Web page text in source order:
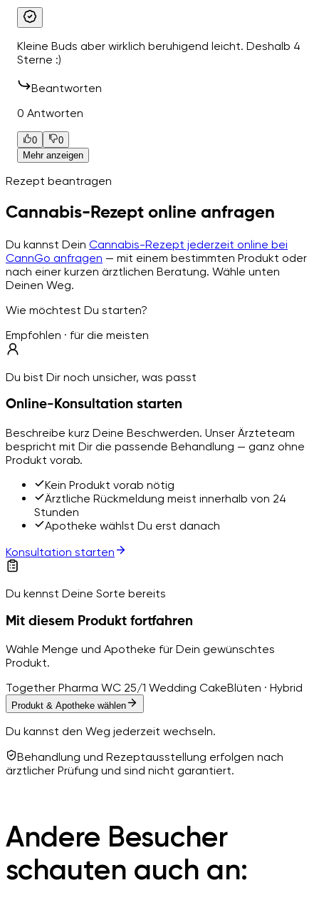
Kleine Buds aber wirklich beruhigend leicht. Deshalb 4
Sterne :)
Beantworten
0 Antworten
0
0
Mehr anzeigen
Rezept beantragen
Cannabis-Rezept online anfragen
Du kannst Dein Cannabis-Rezept jederzeit online bei
CannGo anfragen — mit einem bestimmten Produkt oder
nach einer kurzen ärztlichen Beratung. Wähle unten
Deinen Weg.
Wie möchtest Du starten?
Empfohlen · für die meisten
Du bist Dir noch unsicher, was passt
Online-Konsultation starten
Beschreibe kurz Deine Beschwerden. Unser Ärzteteam
bespricht mit Dir die passende Behandlung — ganz ohne
Produkt vorab.
Kein Produkt vorab nötig
Ärztliche Rückmeldung meist innerhalb von 24
Stunden
Apotheke wählst Du erst danach
Konsultation starten
Du kennst Deine Sorte bereits
Mit diesem Produkt fortfahren
Wähle Menge und Apotheke für Dein gewünschtes
Produkt.
Together Pharma WC 25/1 Wedding CakeBlüten · Hybrid
Produkt & Apotheke wählen
Du kannst den Weg jederzeit wechseln.
Behandlung und Rezeptausstellung erfolgen nach
ärztlicher Prüfung und sind nicht garantiert.
Andere Besucher
schauten auch an: